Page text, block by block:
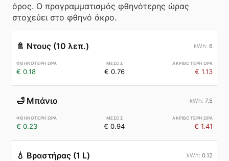
όρος. Ο προγραμματισμός φθηνότερης ώρας
στοχεύει στο φθηνό άκρο.
🚿 Ντους (10 λεπ.) 6
€ 0.18 € 0.76 € 1.13
🛁 Μπάνιο 7.5
€ 0.23 € 0.94 € 1.41
💧 Βραστήρας (1 L) 0.12